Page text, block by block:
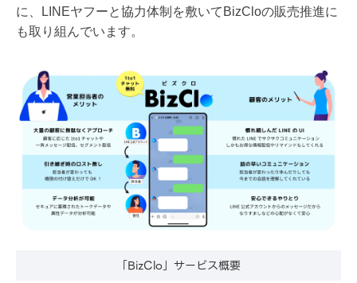
に、LINEヤフーと協力体制を敷いてBizCloの販売推進に
も取り組んでいます。
「BizClo」サービス概要